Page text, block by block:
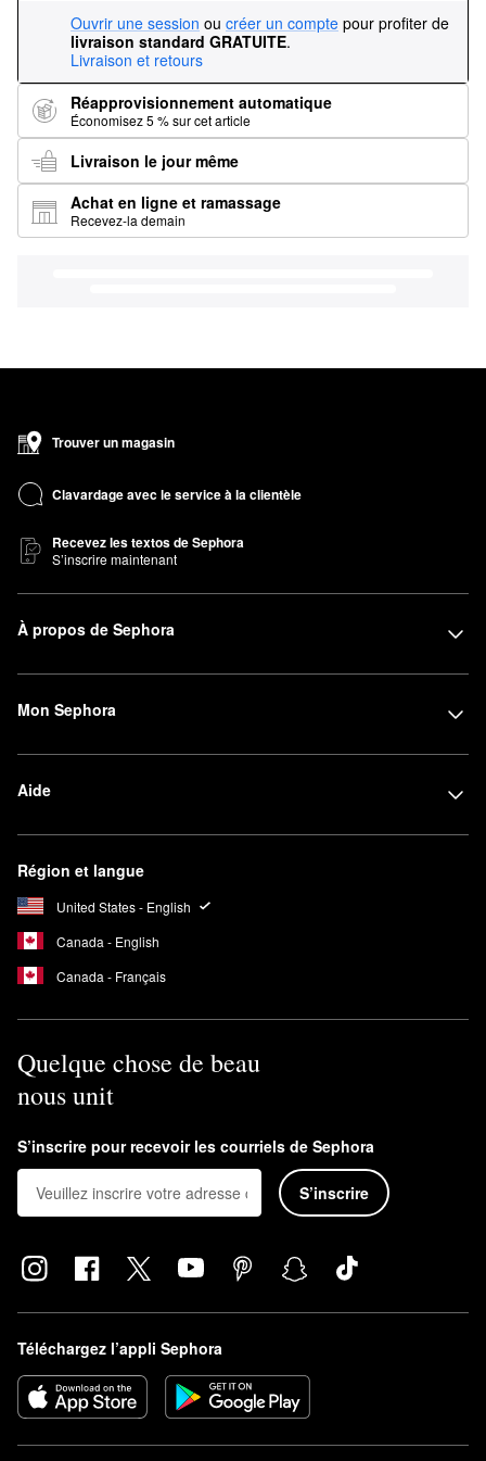
Ouvrir une session ou créer un compte pour profiter de
livraison standard GRATUITE.
Livraison et retours
Réapprovisionnement automatique
Économisez 5 % sur cet article
Livraison le jour même
Achat en ligne et ramassage
Recevez-la demain
Trouver un magasin
Clavardage avec le service à la clientèle
Recevez les textos de Sephora
S’inscrire maintenant
À propos de Sephora
Mon Sephora
Aide
Région et langue
United States - English
Canada - English
Canada - Français
Quelque chose de beau
nous unit
S’inscrire pour recevoir les courriels de Sephora
S’inscrire
Téléchargez l’appli Sephora